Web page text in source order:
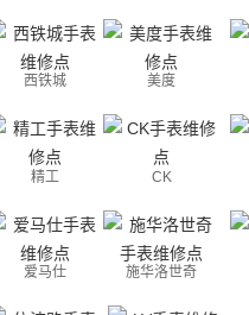
西铁城 美度
精工 CK
爱马仕 施华洛世奇